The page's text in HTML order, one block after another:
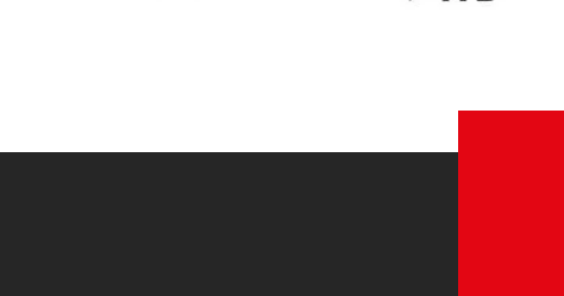
Voir le site web Voir le site web